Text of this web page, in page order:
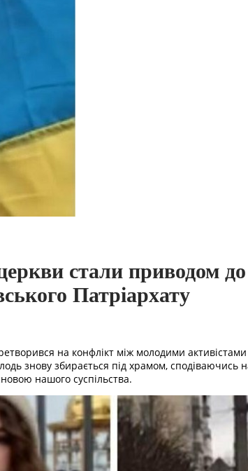
стали приводом до
Патріархату
на конфлікт між молодими
знову збирається під храмом, сподіваючись
нашого суспільства.